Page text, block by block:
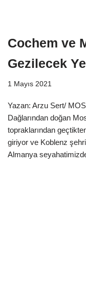
Cochem ve
Gezilecek
1 Mayıs 2021
Yazan: Arzu Sert/
Dağlarından doğan
topraklarından
giriyor ve Koblenz
Almanya